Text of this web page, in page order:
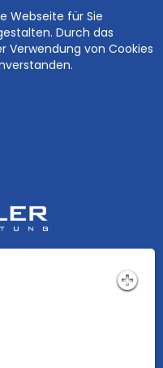
Webseite für Sie
Durch das
Verwendung von Cookies